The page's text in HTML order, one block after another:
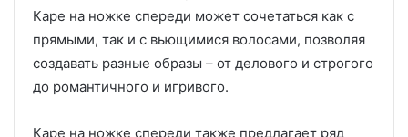
Каре на ножке спереди может сочетаться как с
прямыми, так и с вьющимися волосами, позволяя
создавать разные образы – от делового и строгого
до романтичного и игривого.
Каре на ножке спереди также предлагает ряд